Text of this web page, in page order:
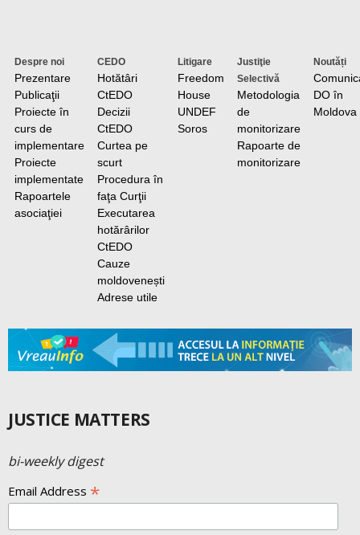
Despre noi
Prezentare
Publicaţii
Proiecte în
curs de
implementare
Proiecte
implementate
Rapoartele
asociaţiei
CEDO
Hotătâri
CtEDO
Decizii
CtEDO
Curtea pe
scurt
Procedura în
faţa Curţii
Executarea
hotărârilor
CtEDO
Cauze
moldovenești
Adrese utile
Litigare
Freedom
House
UNDEF
Soros
Justiţie
Selectivă
Metodologia
de
monitorizare
Rapoarte de
monitorizare
Noutăți
DO în
Moldova
JUSTICE MATTERS
bi-weekly digest
Email Address *